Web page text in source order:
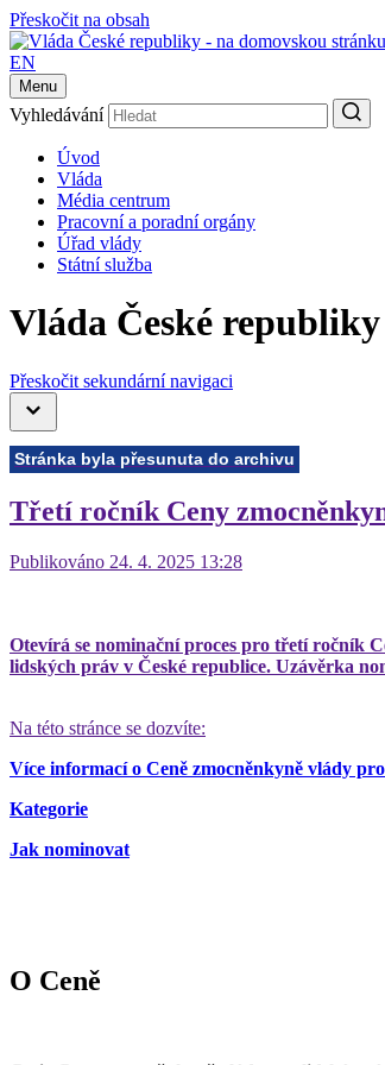
Přeskočit na obsah
EN
Menu
Vyhledávání
Úvod
Vláda
Média centrum
Pracovní a poradní orgány
Úřad vlády
Státní služba
Vláda České republiky
Přeskočit sekundární navigaci
Stránka byla přesunuta do archivu
Třetí ročník Ceny
Publikováno 24. 4. 2025 13:28
Otevírá se nominační proces pro třetí ročník
lidských práv v České republice. Uzávěrka
Na této stránce se dozvíte:
Více informací o Ceně zmocněnkyně vlády
Kategorie
Jak nominovat
O Ceně